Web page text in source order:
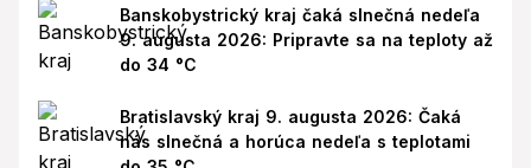
Banskobystrický kraj čaká slnečná nedeľa
9. augusta 2026: Pripravte sa na teploty až
do 34 °C
Bratislavský kraj 9. augusta 2026: Čaká
nás slnečná a horúca nedeľa s teplotami